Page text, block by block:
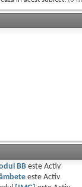
BBeste Activ
este Activ